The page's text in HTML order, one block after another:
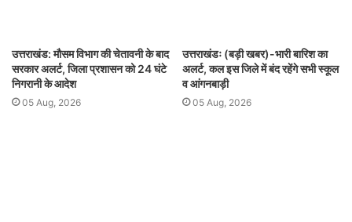
उत्तराखंड: मौसम विभाग की चेतावनी के बाद
सरकार अलर्ट, जिला प्रशासन को 24 घंटे
निगरानी के आदेश
05 Aug, 2026
उत्तराखंडः (बड़ी खबर)-भारी बारिश का
अलर्ट, कल इस जिले में बंद रहेंगे सभी स्कूल
व आंगनबाड़ी
05 Aug, 2026